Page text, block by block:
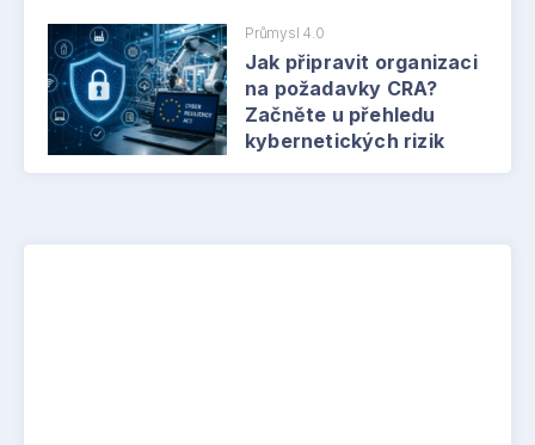
Průmysl 4.0
Jak připravit organizaci
na požadavky CRA?
Začněte u přehledu
kybernetických rizik